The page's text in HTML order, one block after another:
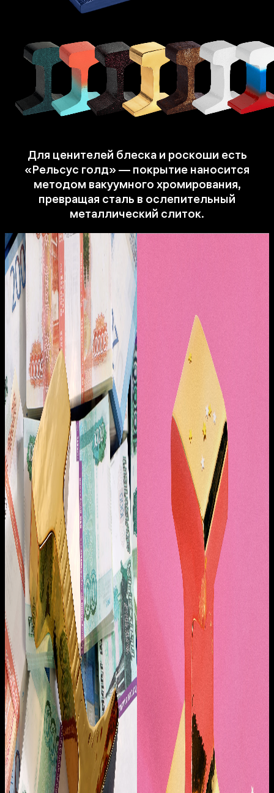
Для ценителей блеска и роскоши есть
«Рельсус голд» — покрытие наносится
методом вакуумного хромирования,
превращая сталь в ослепительный
металлический слиток.